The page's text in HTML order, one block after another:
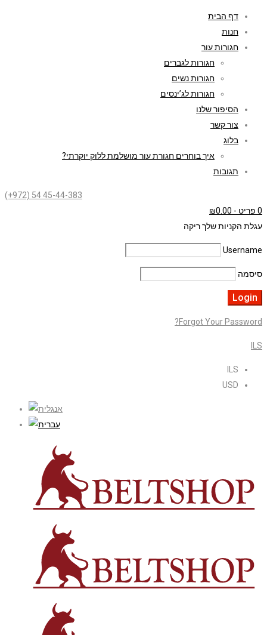
דף הבית
חנות
חגורות עור
חגורות לגברים
חגורות נשים
חגורות לג’ינסים
הסיפור שלנו
צור קשר
בלוג
איך בוחרים חגורת עור מושלמת ללוק יוקרתי?
תגובות
(+972) 54 45-44-383
0 פריט
-
₪0.00
עגלת הקניות שלך ריקה
Username
סיסמה
Forgot Your Password?
ILS
ILS
USD